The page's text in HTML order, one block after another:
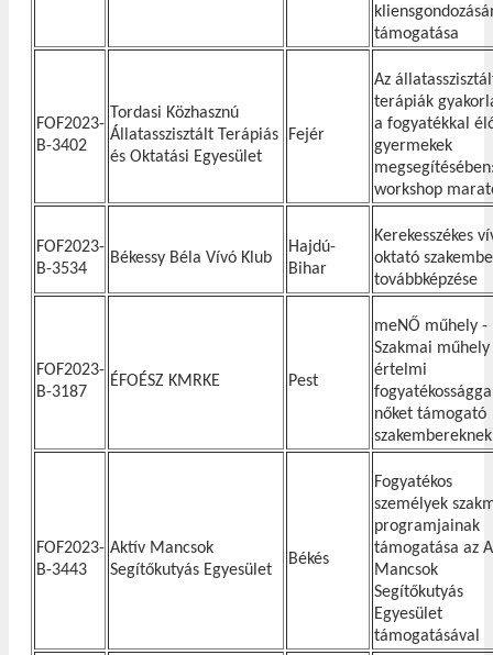
támogatása
FOF2023-
B-3402
Tordasi Közhasznú
Állatasszisztált Terápiás
és Oktatási Egyesület
Fejér
Az
terápiák
a fogyatékkal
gyermekek
workshop
FOF2023-
B-3534
Békessy Béla Vívó Klub
Hajdú-
Bihar
Kerekesszékes
oktató
továbbképzése
FOF2023-
B-3187
ÉFOÉSZ KMRKE Pest
meNŐ műhely -
Szakmai műhely
értelmi
nőket támogató
szakembereknek
FOF2023-
B-3443
Aktív Mancsok
Segítőkutyás Egyesület
Békés
Fogyatékos
személyek
programjainak
támogatása az
Mancsok
Segítőkutyás
Egyesület
támogatásával